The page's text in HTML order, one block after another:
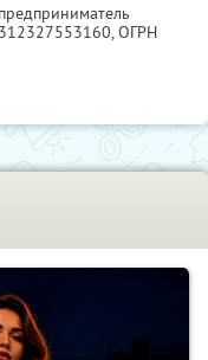
, ОГРН